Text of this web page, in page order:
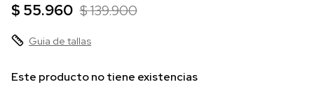
$ 55.960 $ 139.900
Guia de tallas
Este producto no tiene existencias